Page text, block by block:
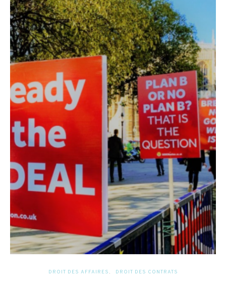
DROIT DES AFFAIRES DROIT DES CONTRATS